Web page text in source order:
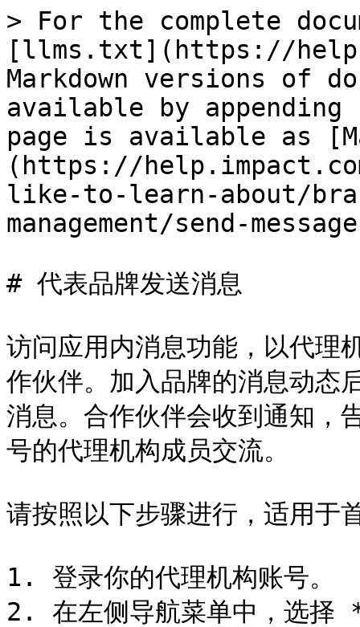
> For the complete
[llms.txt](https://
Markdown versions of
available by
page is available as
(https://
like-to-learn-about/
management/send-
# 代表品牌发送消息
访问应用内消息功能，以代理
作伙伴。加入品牌的消息动态
消息。合作伙伴会收到通知，
号的代理机构成员交流。
请按照以下步骤进行，适用于
1. 登录你的代理机构账号。
2. 在左侧导航菜单中，选